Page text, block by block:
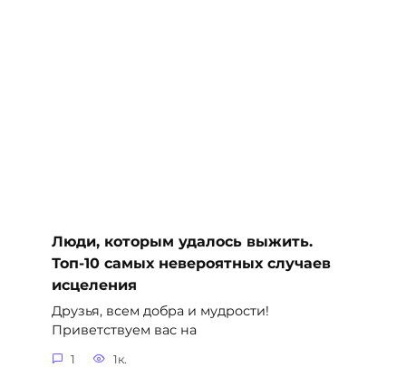
Люди, которым удалось выжить.
Топ-10 самых невероятных случаев
исцеления
Друзья, всем добра и мудрости!
Приветствуем вас на
1 1к.